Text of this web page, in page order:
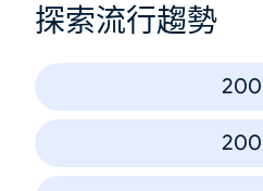
探索流行趨勢